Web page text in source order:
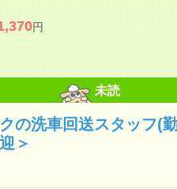
円
未読
の洗車回送スタッフ(
＞